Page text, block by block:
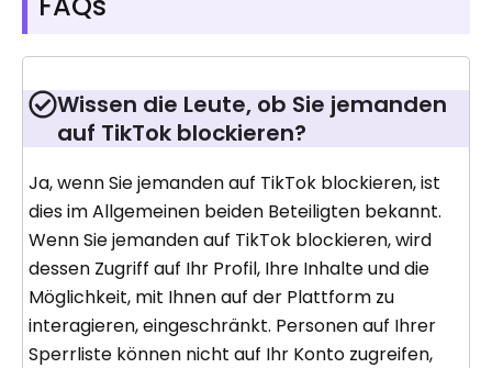
Wissen die Leute, ob Sie jemanden
auf TikTok blockieren?
Ja, wenn Sie jemanden auf TikTok blockieren, ist
dies im Allgemeinen beiden Beteiligten bekannt.
Wenn Sie jemanden auf TikTok blockieren, wird
dessen Zugriff auf Ihr Profil, Ihre Inhalte und die
Möglichkeit, mit Ihnen auf der Plattform zu
interagieren, eingeschränkt. Personen auf Ihrer
Sperrliste können nicht auf Ihr Konto zugreifen,